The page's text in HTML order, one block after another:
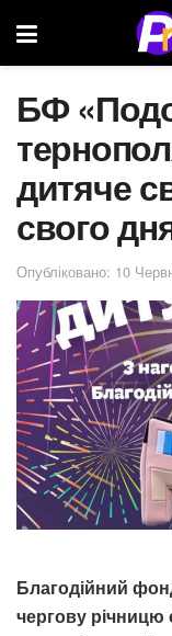
БФ
дитяче
свого
Опубліковано: 10
Благодійний
чергову річницю